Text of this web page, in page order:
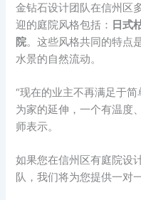
金钻石设计团队在信州区
迎的庭院风格包括： 日式
院。这些风格共同的特点
水景的自然流动。
“现在的业主不再满足于
为家的延伸，一个有温度
师表示。
如果您在信州区有庭院设
队，我们将为您提供一对